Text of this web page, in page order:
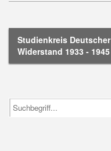
Studienkreis Deutscher
Widerstand 1933 - 1945